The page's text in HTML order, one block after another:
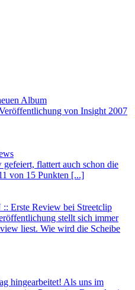
Album
von Insight 2007
flattert auch schon die
von 15 Punkten [...]
Erste Review bei Streetclip
stellt sich immer
liest. Wie wird die Scheibe
hingearbeitet! Als uns im